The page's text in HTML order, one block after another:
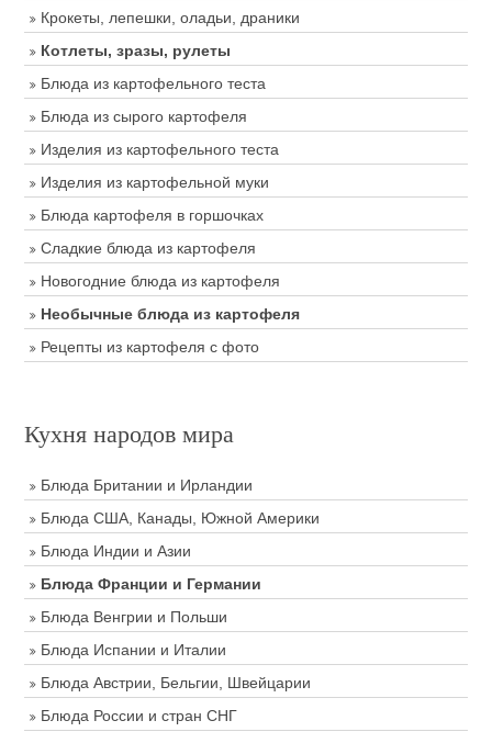
Крокеты, лепешки, оладьи, драники
Котлеты, зразы, рулеты
Блюда из картофельного теста
Блюда из сырого картофеля
Изделия из картофельного теста
Изделия из картофельной муки
Блюда картофеля в горшочках
Сладкие блюда из картофеля
Новогодние блюда из картофеля
Необычные блюда из картофеля
Рецепты из картофеля с фото
Кухня народов мира
Блюда Британии и Ирландии
Блюда США, Канады, Южной Америки
Блюда Индии и Азии
Блюда Франции и Германии
Блюда Венгрии и Польши
Блюда Испании и Италии
Блюда Австрии, Бельгии, Швейцарии
Блюда России и стран СНГ